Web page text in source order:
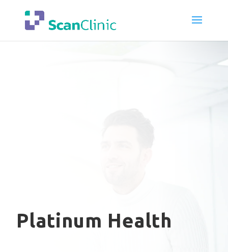
Platinum Health